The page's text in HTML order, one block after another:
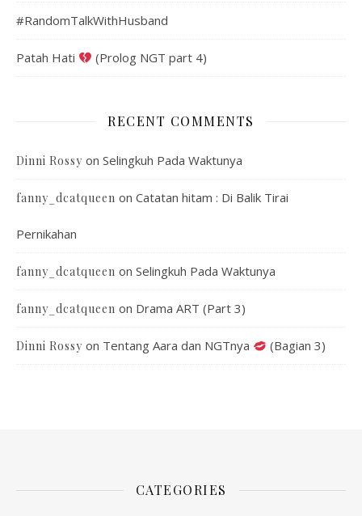
#RandomTalkWithHusband
Patah Hati (Prolog NGT part 4)
RECENT COMMENTS
Dinni Rossy on Selingkuh Pada Waktunya
fanny_dcatqueen on Catatan hitam : Di Balik Tirai
Pernikahan
fanny_dcatqueen on Selingkuh Pada Waktunya
fanny_dcatqueen on Drama ART (Part 3)
Dinni Rossy on Tentang Aara dan NGTnya (Bagian 3)
CATEGORIES